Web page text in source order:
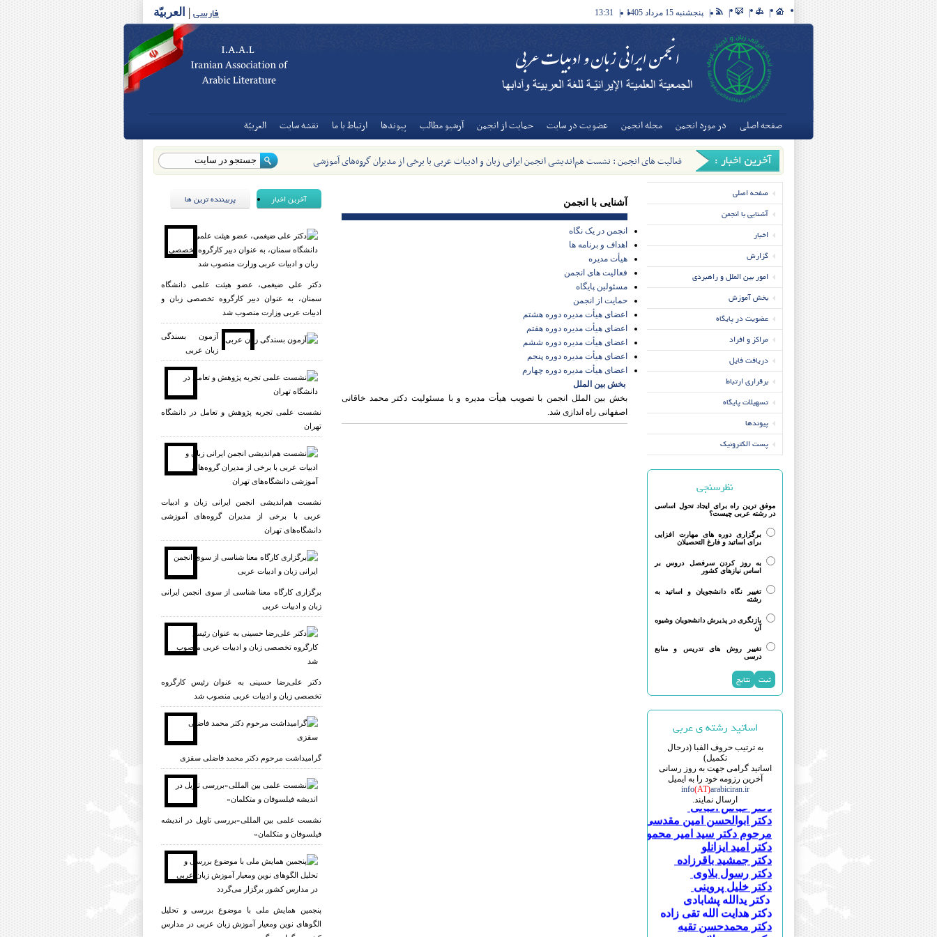
پنجشنبه 15 مرداد 1405 13:31 فارسی | العربیّة
صفحه اصلی در مورد انجمن مجله انجمن عضويت در سايت حمايت از انجمن آرشيو مطالب پیوندها ارتباط با ما نقشه سايت العربيّة
فعالیت های انجمن : نشست هم‌اندیشی انجمن ایرانی زبان و ادبیات عربی با برخی از مدیران گروه‌های آموزشی
دانشگاه‌های تهران - [1405/3/21]
صفحه اصلی
آشنایی با انجمن
اخبار
گزارش
امور بین الملل و راهبردی
بخش آموزش
عضویت در پایگاه
مراکز و افراد
دریافت فایل
برقراری ارتباط
تسهیلات پایگاه
پیوندها
پست الکترونیک
نظرسنجی
موفق ترین راه برای ایجاد تحول اساسی
در رشته عربی چیست؟
برگزاری دوره های مهارت افزایی
برای اساتید و فارغ التحصیلان
به روز کردن سرفصل دروس بر
اساس نیازهای کشور
تغییر نگاه دانشجویان و اساتید به
رشته
بازنگری در پذیرش دانشجویان وشیوه
آن
تغییر روش های تدریس و منابع
درسی
اساتید رشته ی عربی
به ترتیب حروف الفبا (درحال
تکمیل)
اساتید گرامی جهت به روز رسانی
آخرین رزومه خود را به ایمیل
info(AT)arabiciran.ir
ارسال نمایند.
دکتر محمد علی آذرشب
دکتر قیس آل قیس
دکتر مهرداد آقائی هشتجین
دکتر حسین ابویسانی
دکتر علی اکبر احمدی چناری
دکتر احسان اسماعیلی طاهری
دکتر سجاد اسماعیلی
دکتر علی اسودی
دکتر بهنوش اصغری
دکتر جواد اصغری
دکتر محمد جعفر اصغری
دکتر علی افضلی
دکتر عباس اقبالی
دکتر ابوالحسن امین مقدسی
مرحوم دکتر سید امیر محمود انوار
دکتر امید ایزانلو
دکتر جمشید باقرزاده
دکتر رسول بلاوی
دکتر خلیل پروینی
دکتر یدالله پشابادی
دکتر هدایت الله تقی زاده
دکتر محمدحسن تقیه
آشنایی با انجمن
انجمن در یک نگاه
اهداف و برنامه ها
هیأت مدیره
فعالیت های انجمن
مسئولین پایگاه
حمایت از انجمن
اعضای هیأت مدیره دوره هشتم
اعضای هیأت مدیره دوره هفتم
اعضای هیأت مدیره دوره ششم
اعضای هیأت مدیره دوره پنجم
اعضای هیأت مدیره دوره چهارم
بخش بین الملل
بخش بین الملل انجمن با تصویب هیأت مدیره و با مسئولیت دکتر محمد خاقانی
اصفهانی راه اندازی شد.
آخرین اخبار پربیننده ترین ها
دکتر علی ضیغمی، عضو هیئت علمی دانشگاه
سمنان، به عنوان دبیر کارگروه تخصصی زبان و
ادبیات عربی وزارت منصوب شد
آزمون بسندگی
زبان عربی
نشست علمی تجربه پژوهش و تعامل در دانشگاه
تهران
نشست هم‌اندیشی انجمن ایرانی زبان و ادبیات
عربی با برخی از مدیران گروه‌های آموزشی
دانشگاه‌های تهران
برگزاری کارگاه معنا شناسی از سوی انجمن ایرانی
زبان و ادبیات عربی
دکتر علی‌رضا حسینی به عنوان رئیس کارگروه
تخصصی زبان و ادبیات عربی منصوب شد
گرامیداشت مرحوم دکتر محمد فاضلی سقزی
نشست علمی بين المللى«بررسى تاویل در انديشه
فیلسوفان و متکلمان»
پنجمین همایش ملی با موضوع بررسی و تحلیل
الگوهای نوین ومعیار آموزش زبان عربی در مدارس